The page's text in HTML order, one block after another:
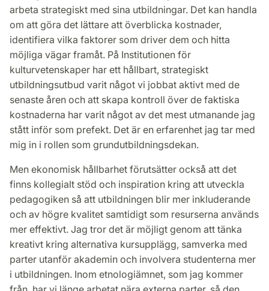
arbeta strategiskt med sina utbildningar. Det kan handla
om att göra det lättare att överblicka kostnader,
identifiera vilka faktorer som driver dem och hitta
möjliga vägar framåt. På Institutionen för
kulturvetenskaper har ett hållbart, strategiskt
utbildningsutbud varit något vi jobbat aktivt med de
senaste åren och att skapa kontroll över de faktiska
kostnaderna har varit något av det mest utmanande jag
stått inför som prefekt. Det är en erfarenhet jag tar med
mig in i rollen som grundutbildningsdekan.
Men ekonomisk hållbarhet förutsätter också att det
finns kollegialt stöd och inspiration kring att utveckla
pedagogiken så att utbildningen blir mer inkluderande
och av högre kvalitet samtidigt som resurserna används
mer effektivt. Jag tror det är möjligt genom att tänka
kreativt kring alternativa kursupplägg, samverka med
parter utanför akademin och involvera studenterna mer
i utbildningen. Inom etnologiämnet, som jag kommer